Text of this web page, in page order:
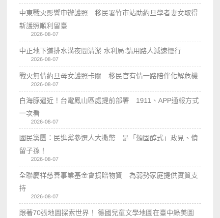
中東戰火影響申辦護照 移民署竹市站助約旦學者妻女取得
新護照順利留臺
2026-08-07
中正地下道排水溝夜間清淤 水利局:請用路人減速慢行
2026-08-07
戰火無情約旦母女護照卡關 移民官有情一路陪伴化解危機
2026-08-07
白海豚逼近！台電鳳山區處提前部署 1911、APP通報方式
一次看
2026-08-07
國民黨團：民進黨參選人大撒幣 是「類固醇式」政見、債
留子孫！
2026-08-07
全聯慶祥慈善事業基金會捐贈物資 為弱勢家庭提供實質支
持
2026-08-07
跟著70張地圖探索世界！ 德國兒童文學地圖在臺中綠美圖